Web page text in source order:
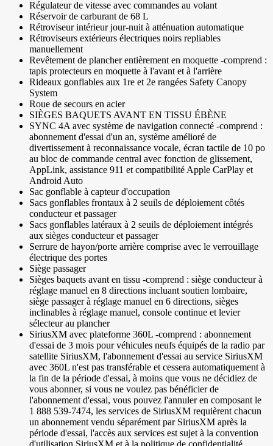
Régulateur de vitesse avec commandes au volant
Réservoir de carburant de 68 L
Rétroviseur intérieur jour-nuit à atténuation automatique
Rétroviseurs extérieurs électriques noirs repliables
manuellement
Revêtement de plancher entièrement en moquette -comprend :
tapis protecteurs en moquette à l'avant et à l'arrière
Rideaux gonflables aux 1re et 2e rangées Safety Canopy
System
Roue de secours en acier
SIÈGES BAQUETS AVANT EN TISSU ÉBÈNE
SYNC 4A avec système de navigation connecté -comprend :
abonnement d'essai d'un an, système amélioré de
divertissement à reconnaissance vocale, écran tactile de 10 po
au bloc de commande central avec fonction de glissement,
AppLink, assistance 911 et compatibilité Apple CarPlay et
Android Auto
Sac gonflable à capteur d'occupation
Sacs gonflables frontaux à 2 seuils de déploiement côtés
conducteur et passager
Sacs gonflables latéraux à 2 seuils de déploiement intégrés
aux sièges conducteur et passager
Serrure de hayon/porte arrière comprise avec le verrouillage
électrique des portes
Siège passager
Sièges baquets avant en tissu -comprend : siège conducteur à
réglage manuel en 8 directions incluant soutien lombaire,
siège passager à réglage manuel en 6 directions, sièges
inclinables à réglage manuel, console continue et levier
sélecteur au plancher
SiriusXM avec plateforme 360L -comprend : abonnement
d'essai de 3 mois pour véhicules neufs équipés de la radio par
satellite SiriusXM, l'abonnement d'essai au service SiriusXM
avec 360L n'est pas transférable et cessera automatiquement à
la fin de la période d'essai, à moins que vous ne décidiez de
vous abonner, si vous ne voulez pas bénéficier de
l'abonnement d'essai, vous pouvez l'annuler en composant le
1 888 539-7474, les services de SiriusXM requièrent chacun
un abonnement vendu séparément par SiriusXM après la
période d'essai, l'accès aux services est sujet à la convention